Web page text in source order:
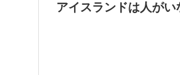
アイスランドは人が